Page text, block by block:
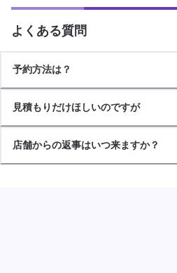
よくある質問
予約方法は？
見積もりだけほしいのですが
店舗からの返事はいつ来ますか？